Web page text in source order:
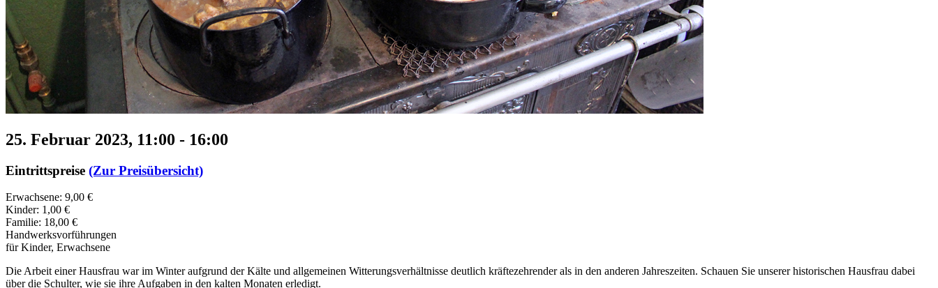
25. Februar 2023, 11:00 - 16:00
Eintrittspreise (Zur Preisübersicht)
Erwachsene: 9,00 €
Kinder: 1,00 €
Familie: 18,00 €
Handwerksvorführungen
für Kinder, Erwachsene
Die Arbeit einer Hausfrau war im Winter aufgrund der Kälte und allgemeinen Witterungsverhältnisse deutlich kräftezehrender als in den anderen Jahreszeiten. Schauen Sie unserer historischen Hausfrau dabei
über die Schulter, wie sie ihre Aufgaben in den kalten Monaten erledigt.